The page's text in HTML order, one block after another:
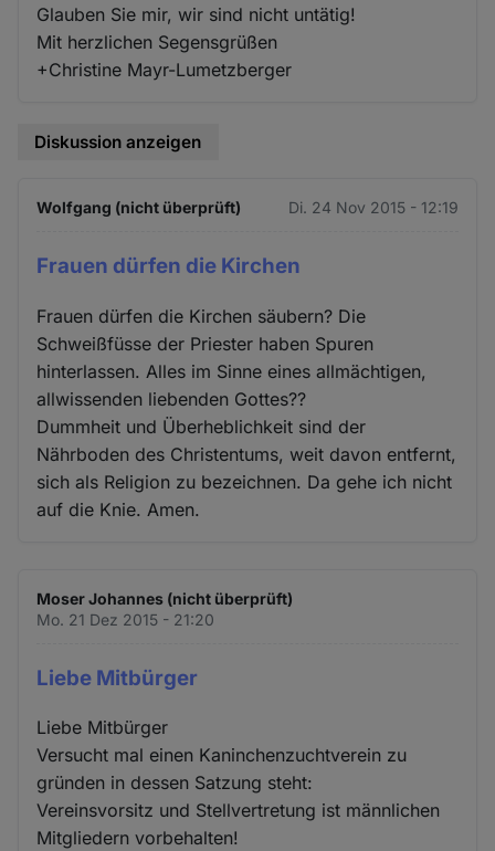
Glauben Sie mir, wir sind nicht untätig!
Mit herzlichen Segensgrüßen
+Christine Mayr-Lumetzberger
Diskussion anzeigen
Wolfgang (nicht überprüft) Di. 24 Nov 2015 - 12:19
Frauen dürfen die Kirchen
Frauen dürfen die Kirchen säubern? Die
Schweißfüsse der Priester haben Spuren
hinterlassen. Alles im Sinne eines allmächtigen,
allwissenden liebenden Gottes??
Dummheit und Überheblichkeit sind der
Nährboden des Christentums, weit davon entfernt,
sich als Religion zu bezeichnen. Da gehe ich nicht
auf die Knie. Amen.
Moser Johannes (nicht überprüft)
Mo. 21 Dez 2015 - 21:20
Liebe Mitbürger
Liebe Mitbürger
Versucht mal einen Kaninchenzuchtverein zu
gründen in dessen Satzung steht:
Vereinsvorsitz und Stellvertretung ist männlichen
Mitgliedern vorbehalten!